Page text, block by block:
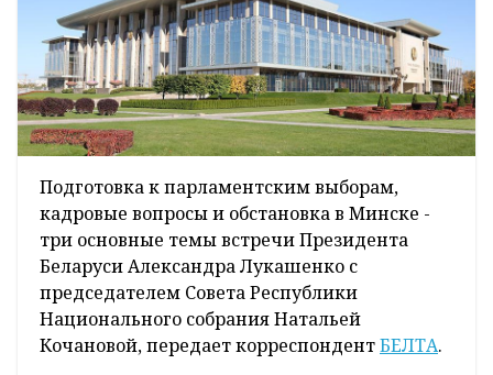
Подготовка к парламентским выборам,
кадровые вопросы и обстановка в Минске -
три основные темы встречи Президента
Беларуси Александра Лукашенко с
председателем Совета Республики
Национального собрания Натальей
Кочановой, передает корреспондентБЕЛТА.